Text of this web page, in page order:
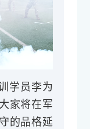
学员李为
家将在军
的品格延